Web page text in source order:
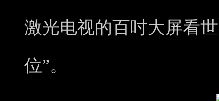
激光电视的百吋大屏看
位”。